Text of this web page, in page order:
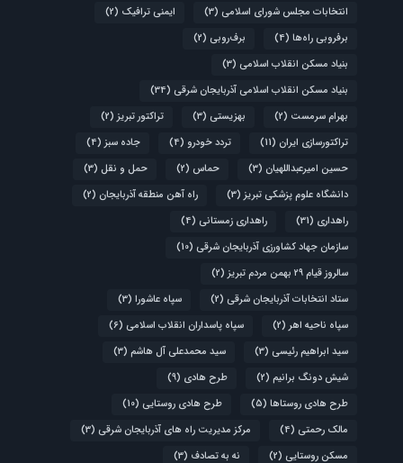
انتخابات مجلس شورای اسلامی (3) ایمنی ترافیک (2)
برفروبی راه‌ها (4) برف‌روبی (2)
بنیاد مسکن انقلاب اسلامی (3)
بنیاد مسکن انقلاب اسلامی آذربایجان شرقی (34)
بهرام سرمست (2) بهزیستی (3) تراکتور تبریز (2)
تراکتورسازی ایران (11) تردد خودرو (4) جاده سبز (4)
حسین امیرعبداللهیان (3) حماس (2) حمل و نقل (3)
دانشگاه علوم پزشکی تبریز (3) راه آهن منطقه آذربایجان (2)
راهداری (31) راهداری زمستانی (4)
سازمان جهاد کشاورزی آذربایجان شرقی (10)
سالروز قیام ۲۹ بهمن مردم تبریز
(2)
ستاد انتخابات آذربایجان شرقی (2) سپاه عاشورا (3)
سپاه ناحیه اهر (2) سپاه پاسداران انقلاب اسلامی (6)
سید ابراهیم رئیسی (3) سید محمدعلی آل هاشم (3)
شیش دونگ برانیم (2) طرح هادی (9)
طرح هادی روستاها (5) طرح هادی روستایی (10)
مالک رحمتی (4) مرکز مدیریت راه های آذربایجان شرقی (3)
مسکن روستایی (2) نه به تصادف (3)